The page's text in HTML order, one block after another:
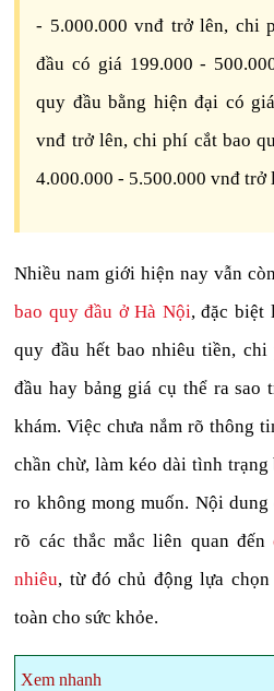
- 5.000.000 vnđ trở lên, chi
đầu có giá 199.000 -
quy đầu bằng hiện đại có
vnđ trở lên, chi phí cắt bao
4.000.000 - 5.500.000 vnđ trở
Nhiều nam giới hiện nay vẫn
bao quy đầu ở Hà Nội, đặc biệt
quy đầu hết bao nhiêu tiền,
đầu hay bảng giá cụ thể ra sao
khám. Việc chưa nắm rõ thông
chần chừ, làm kéo dài tình
ro không mong muốn. Nội
rõ các thắc mắc liên quan đến
nhiêu, từ đó chủ động lựa
toàn cho sức khỏe.
Xem nhanh